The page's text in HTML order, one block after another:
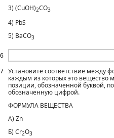
6
3) (CuOH)2CO3
4) PbS
5) BaCO3
7 Установите соответствие между
каждым из которых это вещество
позиции, обозначенной буквой,
обозначенную цифрой.
ФОРМУЛА ВЕЩЕСТВА
А) Zn
Б) Cr2O3